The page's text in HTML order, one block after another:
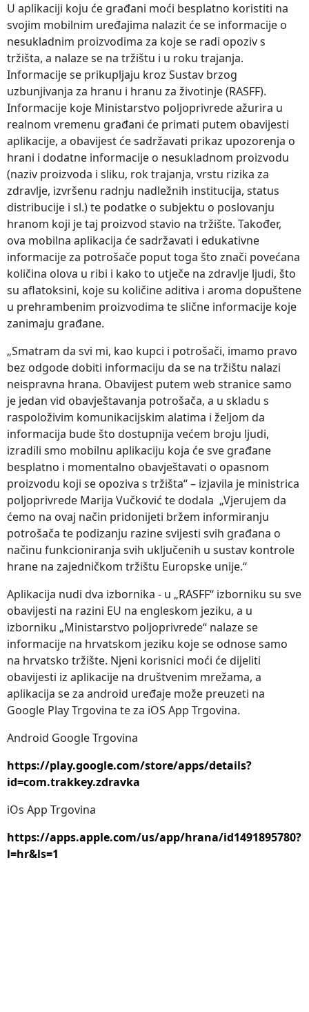
U aplikaciji koju će građani moći besplatno koristiti na
svojim mobilnim uređajima nalazit će se informacije o
nesukladnim proizvodima za koje se radi opoziv s
tržišta, a nalaze se na tržištu i u roku trajanja.
Informacije se prikupljaju kroz Sustav brzog
uzbunjivanja za hranu i hranu za životinje (RASFF).
Informacije koje Ministarstvo poljoprivrede ažurira u
realnom vremenu građani će primati putem obavijesti
aplikacije, a obavijest će sadržavati prikaz upozorenja o
hrani i dodatne informacije o nesukladnom proizvodu
(naziv proizvoda i sliku, rok trajanja, vrstu rizika za
zdravlje, izvršenu radnju nadležnih institucija, status
distribucije i sl.) te podatke o subjektu o poslovanju
hranom koji je taj proizvod stavio na tržište. Također,
ova mobilna aplikacija će sadržavati i edukativne
informacije za potrošače poput toga što znači povećana
količina olova u ribi i kako to utječe na zdravlje ljudi, što
su aflatoksini, koje su količine aditiva i aroma dopuštene
u prehrambenim proizvodima te slične informacije koje
zanimaju građane.
„Smatram da svi mi, kao kupci i potrošači, imamo pravo
bez odgode dobiti informaciju da se na tržištu nalazi
neispravna hrana. Obavijest putem web stranice samo
je jedan vid obavještavanja potrošača, a u skladu s
raspoloživim komunikacijskim alatima i željom da
informacija bude što dostupnija većem broju ljudi,
izradili smo mobilnu aplikaciju koja će sve građane
besplatno i momentalno obavještavati o opasnom
proizvodu koji se opoziva s tržišta“ – izjavila je ministrica
poljoprivrede Marija Vučković te dodala „Vjerujem da
ćemo na ovaj način pridonijeti bržem informiranju
potrošača te podizanju razine svijesti svih građana o
načinu funkcioniranja svih uključenih u sustav kontrole
hrane na zajedničkom tržištu Europske unije.“
Aplikacija nudi dva izbornika - u „RASFF“ izborniku su sve
obavijesti na razini EU na engleskom jeziku, a u
izborniku „Ministarstvo poljoprivrede“ nalaze se
informacije na hrvatskom jeziku koje se odnose samo
na hrvatsko tržište. Njeni korisnici moći će dijeliti
obavijesti iz aplikacije na društvenim mrežama, a
aplikacija se za android uređaje može preuzeti na
Google Play Trgovina te za iOS App Trgovina.
Android Google Trgovina
https://play.google.com/store/apps/details?
id=com.trakkey.zdravka
iOs App Trgovina
https://apps.apple.com/us/app/hrana/id1491895780?
l=hr&ls=1